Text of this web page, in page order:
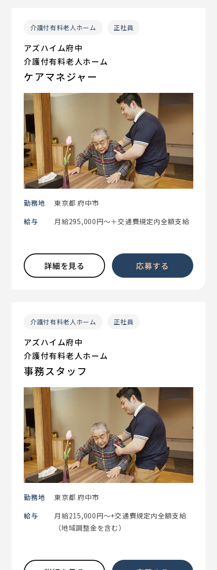
介護付有料老人ホーム 正社員
アズハイム府中
介護付有料老人ホーム
ケアマネジャー
勤務地
東京都 府中市
給与
月給295,000円～＋交通費規定内全額支給
詳細を見る 応募する
介護付有料老人ホーム 正社員
アズハイム府中
介護付有料老人ホーム
事務スタッフ
勤務地
東京都 府中市
給与
月給215,000円～+交通費規定内全額支給
（地域調整金を含む）